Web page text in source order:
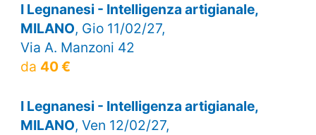
I Legnanesi - Intelligenza artigianale,
MILANO, Gio 11/02/27,
Via A. Manzoni 42
da 40 €
I Legnanesi - Intelligenza artigianale,
MILANO, Ven 12/02/27,